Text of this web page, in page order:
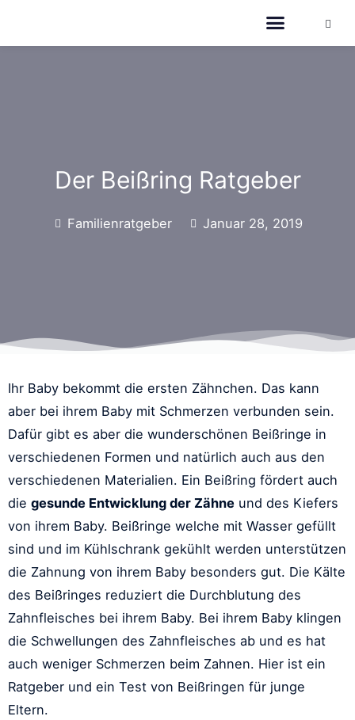
Der Beißring Ratgeber
Familienratgeber Januar 28, 2019
Ihr Baby bekommt die ersten Zähnchen. Das kann
aber bei ihrem Baby mit Schmerzen verbunden sein.
Dafür gibt es aber die wunderschönen Beißringe in
verschiedenen Formen und natürlich auch aus den
verschiedenen Materialien. Ein Beißring fördert auch
die gesunde Entwicklung der Zähne und des Kiefers
von ihrem Baby. Beißringe welche mit Wasser gefüllt
sind und im Kühlschrank gekühlt werden unterstützen
die Zahnung von ihrem Baby besonders gut. Die Kälte
des Beißringes reduziert die Durchblutung des
Zahnfleisches bei ihrem Baby. Bei ihrem Baby klingen
die Schwellungen des Zahnfleisches ab und es hat
auch weniger Schmerzen beim Zahnen. Hier ist ein
Ratgeber und ein Test von Beißringen für junge
Eltern.